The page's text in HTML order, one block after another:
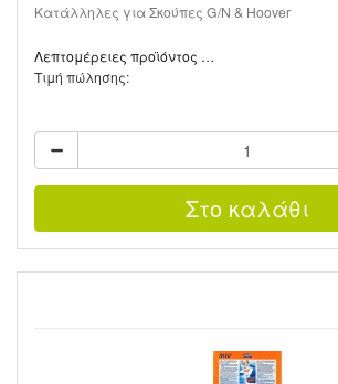
Κατάλληλες για Σκούπες G/N & Hoover
Λεπτομέρειες προϊόντος …
Τιμή πώλησης: